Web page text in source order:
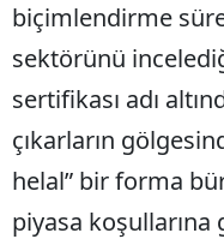
biçimlendirme
sektörünü
sertifikası adı
çıkarların
helal” bir forma
piyasa